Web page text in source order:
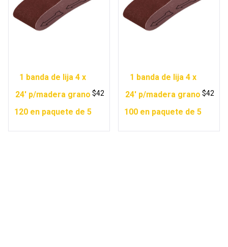
1 banda de lija 4 x
24′ p/madera grano
120 en paquete de 5
$42
1 banda de lija 4 x
24′ p/madera grano
100 en paquete de 5
$42